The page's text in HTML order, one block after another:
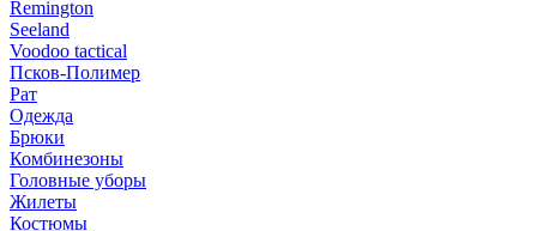
Remington
Seeland
Voodoo tactical
Псков-Полимер
Рат
Одежда
Брюки
Комбинезоны
Головные уборы
Жилеты
Костюмы